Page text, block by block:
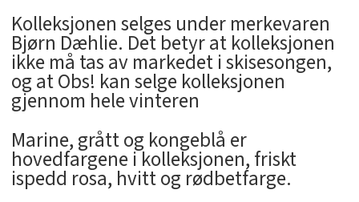
Kolleksjonen selges under merkevaren
Bjørn Dæhlie. Det betyr at kolleksjonen
ikke må tas av markedet i skisesongen,
og at Obs! kan selge kolleksjonen
gjennom hele vinteren
Marine, grått og kongeblå er
hovedfargene i kolleksjonen, friskt
ispedd rosa, hvitt og rødbetfarge.